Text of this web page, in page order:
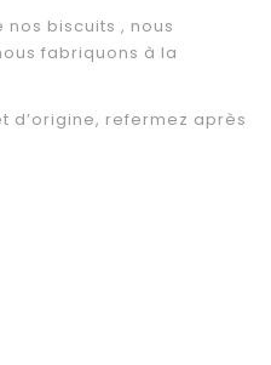
biscuits , nous
fabriquons à la
d’origine, refermez après